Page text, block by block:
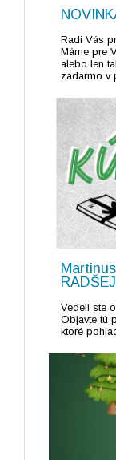
Radi Vás
Máme pre
alebo len
zadarmo v
Vedeli ste
Objavte tú
ktoré